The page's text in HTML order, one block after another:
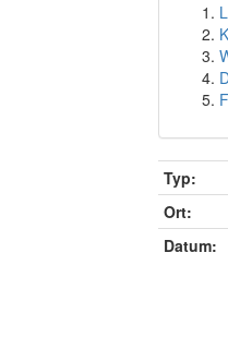
Typ:
Ort:
Datum: